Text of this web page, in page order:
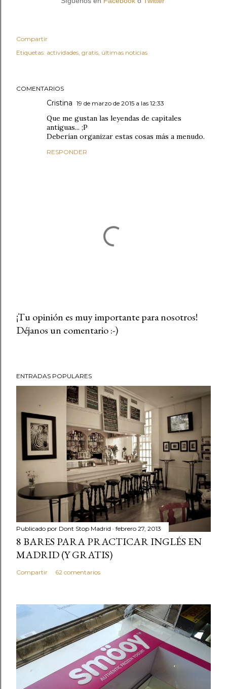
Compartir
Etiquetas: actividades gratis últimas noticias
COMENTARIOS
Cristina 19 de marzo de 2015 a las 12:33
Que me gustan las leyendas de capitales
antiguas... ;P
Deberían organizar estas cosas más a menudo.
RESPONDER
P
i
u
m
e
n
t
a
r
i
¡Tu opinión es muy importante para nosotros!
Déjanos un comentario :-)
ENTRADAS POPULARES
Publicado por Dont Stop Madrid febrero 27, 2013
8 BARES PARA PRACTICAR INGLÉS EN
MADRID (Y GRATIS)
Compartir 62 comentarios